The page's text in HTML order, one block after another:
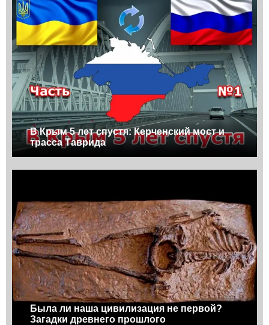
В Крым 5 лет спустя: Керченский мост и
трасса Таврида
Была ли наша цивилизация не первой?
Загадки древнего прошлого